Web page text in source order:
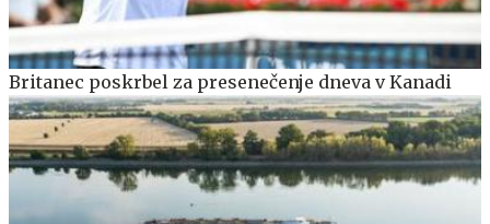
Britanec poskrbel za presenečenje dneva v Kanadi